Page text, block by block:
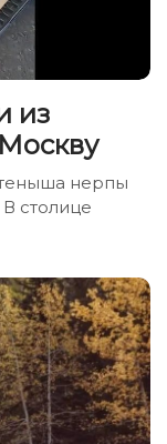
из
нерпы
столице